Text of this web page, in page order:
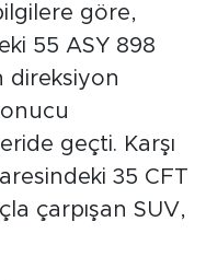
göre,
55 ASY 898
direksiyon
geçti. Karşı
35 CFT
çarpışan SUV,